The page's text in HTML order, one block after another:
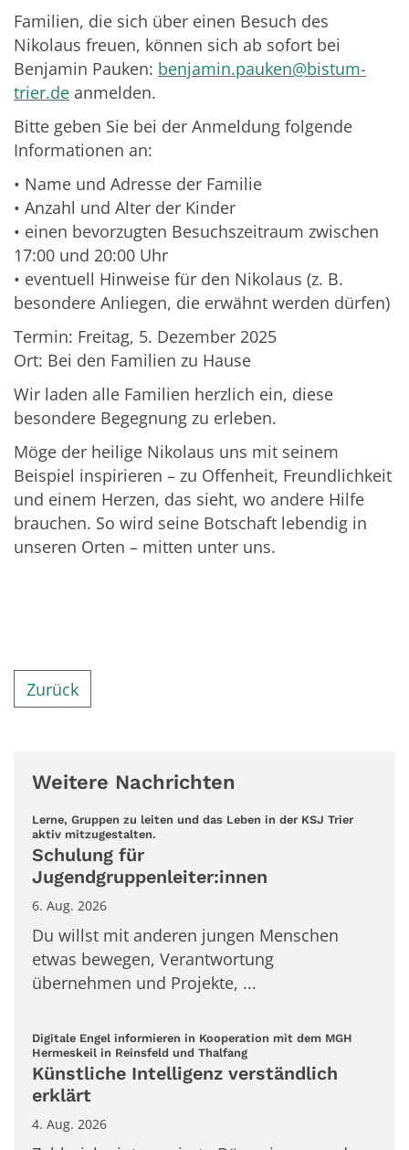
Familien, die sich über einen Besuch des
Nikolaus freuen, können sich ab sofort bei
Benjamin Pauken: benjamin.pauken@bistum-
trier.de anmelden.
Bitte geben Sie bei der Anmeldung folgende
Informationen an:
• Name und Adresse der Familie
• Anzahl und Alter der Kinder
• einen bevorzugten Besuchszeitraum zwischen
17:00 und 20:00 Uhr
• eventuell Hinweise für den Nikolaus (z. B.
besondere Anliegen, die erwähnt werden dürfen)
Termin: Freitag, 5. Dezember 2025
Ort: Bei den Familien zu Hause
Wir laden alle Familien herzlich ein, diese
besondere Begegnung zu erleben.
Möge der heilige Nikolaus uns mit seinem
Beispiel inspirieren – zu Offenheit, Freundlichkeit
und einem Herzen, das sieht, wo andere Hilfe
brauchen. So wird seine Botschaft lebendig in
unseren Orten – mitten unter uns.
Zurück
Weitere Nachrichten
Lerne, Gruppen zu leiten und das Leben in der KSJ Trier
aktiv mitzugestalten.
Schulung für
Jugendgruppenleiter:innen
6. Aug. 2026
Du willst mit anderen jungen Menschen
etwas bewegen, Verantwortung
übernehmen und Projekte, ...
Digitale Engel informieren in Kooperation mit dem MGH
Hermeskeil in Reinsfeld und Thalfang:
Künstliche Intelligenz verständlich
erklärt
4. Aug. 2026